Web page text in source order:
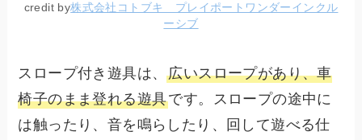
credit by株式会社コトブキ プレイポートワンダーインクル
ーシブ
スロープ付き遊具は、広いスロープがあり、車
椅子のまま登れる遊具です。スロープの途中に
は触ったり、音を鳴らしたり、回して遊べる仕